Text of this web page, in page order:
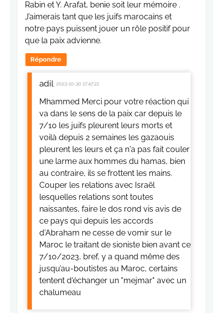
Rabin et Y. Arafat, benie soit leur mémoire .
J’aimerais tant que les juifs marocains et
notre pays puissent jouer un rôle positif pour
que la paix advienne.
Répondre
adil 2023-10-30 17:47:22
Mhammed Merci pour votre réaction qui
va dans le sens de la paix car depuis le
7/10 les juifs pleurent leurs morts et
voilà depuis 2 semaines les gazaouis
pleurent les leurs et ça n'a pas fait couler
une larme aux hommes du hamas, bien
au contraire, ils se frottent les mains.
Couper les relations avec Israël
lesquelles relations sont toutes
naissantes, faire le dos rond vis avis de
ce pays qui depuis les accords
d'Abraham ne cesse de vomir sur le
Maroc le traitant de sioniste bien avant ce
7/10/2023, bref, y a quand même des
jusqu’au-boutistes au Maroc, certains
tentent d'échanger un "mejmar" avec un
chalumeau